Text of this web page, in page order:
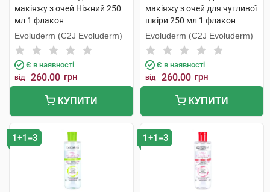
макіяжу з очей Ніжний 250
мл 1 флакон
Evoluderm (C2J Evoluderm)
Є в наявності
від 260.00 грн
КУПИТИ
макіяжу з очей для чутливої
шкіри 250 мл 1 флакон
Evoluderm (C2J Evoluderm)
Є в наявності
від 260.00 грн
КУПИТИ
1+1=3 1+1=3